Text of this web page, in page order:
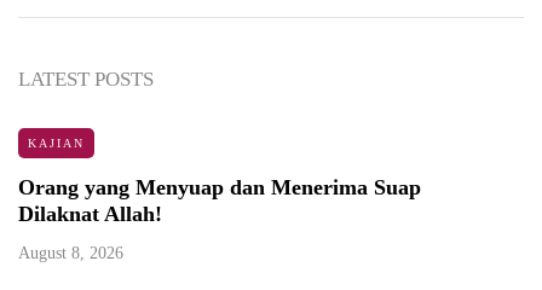
LATEST POSTS
KAJIAN
Orang yang Menyuap dan Menerima Suap
Dilaknat Allah!
August 8, 2026